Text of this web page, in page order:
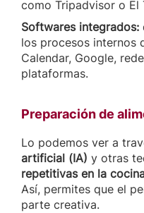
como Tripadvisor o El
Softwares integrados:
los procesos internos
Calendar, Google,
plataformas.
Preparación de
Lo podemos ver a
artificial (IA) y otras
repetitivas en la
Así, permites que el
parte creativa.